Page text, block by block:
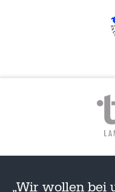
„Wir wollen bei